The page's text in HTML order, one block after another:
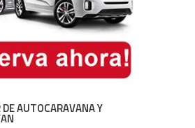
AUTOCARAVANA Y